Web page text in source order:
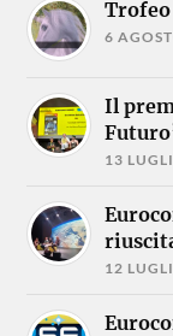
6
Il
13
12